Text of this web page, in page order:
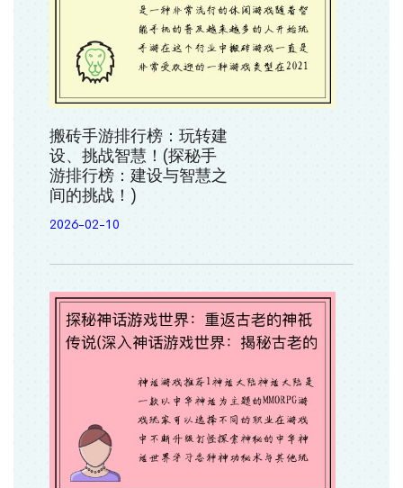
搬砖手游排行榜：玩转建
设、挑战智慧！(探秘手
游排行榜：建设与智慧之
间的挑战！)
2026-02-10